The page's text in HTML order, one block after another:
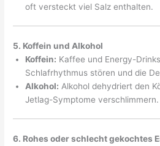
oft versteckt viel Salz enthalten.
5. Koffein und Alkohol
Koffein: Kaffee und Energy-
Schlafrhythmus stören und die
Alkohol: Alkohol dehydriert den
Jetlag-Symptome verschlimmern.
6. Rohes oder schlecht gekochtes